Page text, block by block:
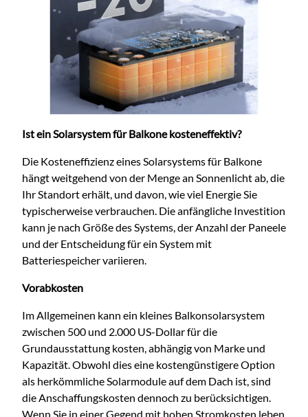
Ist ein Solarsystem für Balkone kosteneffektiv?
Die Kosteneffizienz eines Solarsystems für Balkone
hängt weitgehend von der Menge an Sonnenlicht ab, die
Ihr Standort erhält, und davon, wie viel Energie Sie
typischerweise verbrauchen. Die anfängliche Investition
kann je nach Größe des Systems, der Anzahl der Paneele
und der Entscheidung für ein System mit
Batteriespeicher variieren.
Vorabkosten
Im Allgemeinen kann ein kleines Balkonsolarsystem
zwischen 500 und 2.000 US-Dollar für die
Grundausstattung kosten, abhängig von Marke und
Kapazität. Obwohl dies eine kostengünstigere Option
als herkömmliche Solarmodule auf dem Dach ist, sind
die Anschaffungskosten dennoch zu berücksichtigen.
Wenn Sie in einer Gegend mit hohen Stromkosten leben